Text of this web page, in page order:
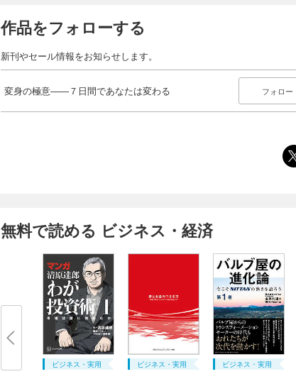
作品をフォローする
新刊やセール情報をお知らせします。
変身の極意――７日間であなたは変わる フォロー
無料で読める ビジネス・経済
ビジネス・実用 ビジネス・実用 ビジネス・実用